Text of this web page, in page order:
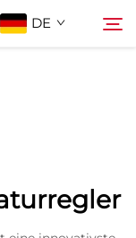
DE